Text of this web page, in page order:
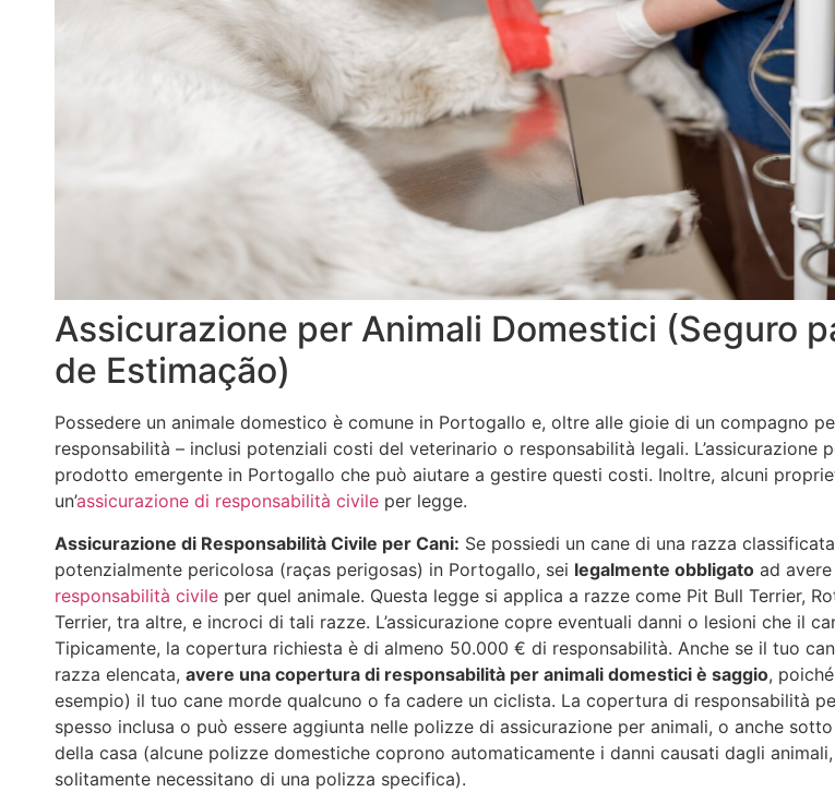
Assicurazione per Animali Domestici (Seguro
de Estimação)
Possedere un animale domestico è comune in Portogallo e, oltre alle gioie di un compagno
responsabilità – inclusi potenziali costi del veterinario o responsabilità legali. L’assicurazione
prodotto emergente in Portogallo che può aiutare a gestire questi costi. Inoltre, alcuni
un’assicurazione di responsabilità civile per legge.
Assicurazione di Responsabilità Civile per Cani: Se possiedi un cane di una razza
potenzialmente pericolosa (raças perigosas) in Portogallo, sei legalmente obbligato ad avere
responsabilità civile per quel animale​.​ Questa legge si applica a razze come Pit Bull Terrier,
Terrier, tra altre, e incroci di tali razze. L’assicurazione copre eventuali danni o lesioni che il
Tipicamente, la copertura richiesta è di almeno 50.000 € di responsabilità. Anche se il tuo
razza elencata, avere una copertura di responsabilità per animali domestici è saggio,
esempio) il tuo cane morde qualcuno o fa cadere un ciclista. La copertura di responsabilità
spesso inclusa o può essere aggiunta nelle polizze di assicurazione per animali, o anche
della casa (alcune polizze domestiche coprono automaticamente i danni causati dagli
solitamente necessitano di una polizza specifica).